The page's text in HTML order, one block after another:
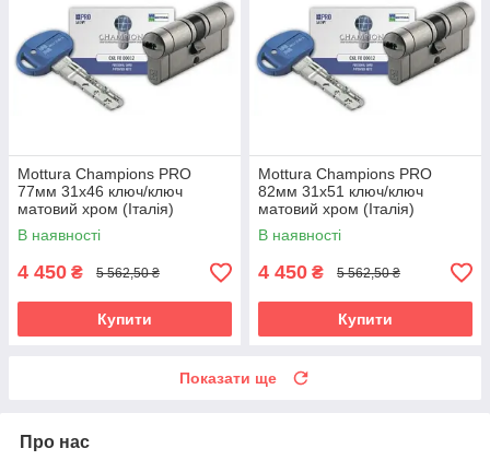
Mottura Champions PRO
77мм 31х46 ключ/ключ
матовий хром (Італія)
В наявності
4 450 ₴ 5 562,50 ₴
Купити
Mottura Champions PRO
82мм 31х51 ключ/ключ
матовий хром (Італія)
В наявності
4 450 ₴ 5 562,50 ₴
Купити
Показати ще
Про нас